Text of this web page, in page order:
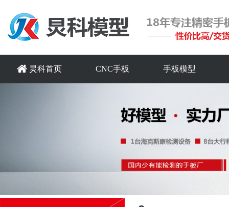
炅科首页 CNC手板 手板模型